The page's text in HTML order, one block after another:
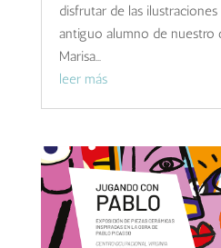
disfrutar de las ilustraciones
antiguo alumno de nuestro
Marisa...
leer más